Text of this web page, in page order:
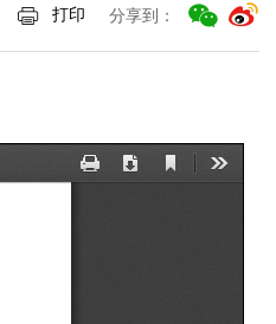
打印 分享到：